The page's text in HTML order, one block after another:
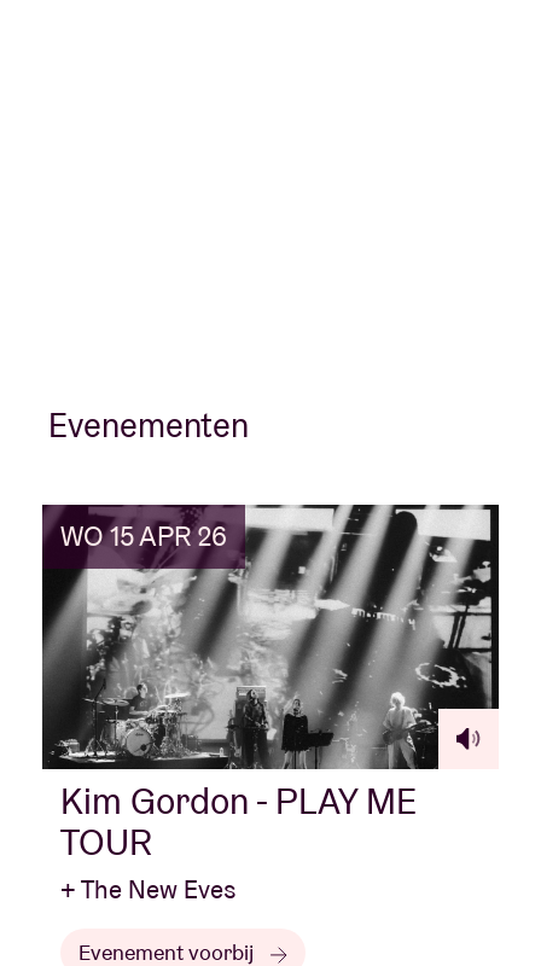
Evenementen
WO 15 APR 26
Kim Gordon - PLAY ME
TOUR
+ The New Eves
Evenement voorbij